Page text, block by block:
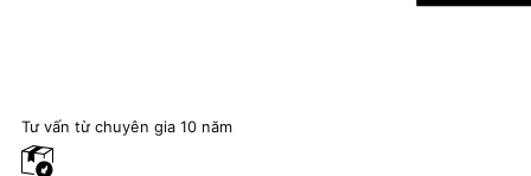
Tư vấn từ chuyên gia 10 năm